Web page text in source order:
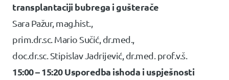
transplantaciji bubrega i gušterače
Sara Pažur, mag.hist.,
prim.dr.sc. Mario Sučić, dr.med.,
doc.dr.sc. Stipislav Jadrijević, dr.med. prof.v.š.
15:00 – 15:20 Usporedba ishoda i uspješnosti